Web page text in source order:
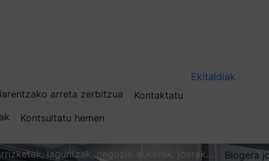
arreta zerbitzua
Kontaktatu
Kontsultatu hemen
Ekitaldiak
laguntzak, negozio aukerak, joerak… Blogera